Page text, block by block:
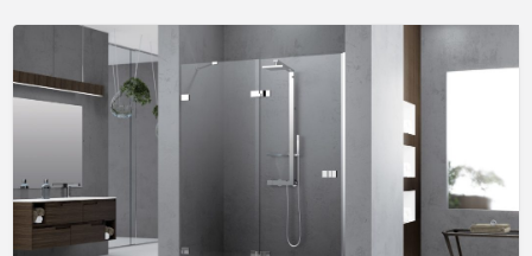
Ideality Shop in Esthetic Gran Canaria by expert
hands.
Pretty nails Las Palmas
Manicures, sculptured nails, pedicures, waxing
and paraffin treatments, Fine Nails Women.